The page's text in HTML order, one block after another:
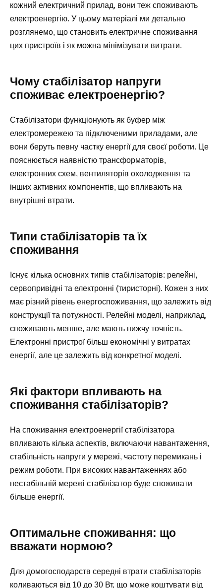
кожний електричний прилад, вони теж споживають
електроенергію. У цьому матеріалі ми детально
розглянемо, що становить електричне споживання
цих пристроїв і як можна мінімізувати витрати.
Чому стабілізатор напруги
споживає електроенергію?
Стабілізатори функціонують як буфер між
електромережею та підключеними приладами, але
вони беруть певну частку енергії для своєї роботи. Це
пояснюється наявністю трансформаторів,
електронних схем, вентиляторів охолодження та
інших активних компонентів, що впливають на
внутрішні втрати.
Типи стабілізаторів та їх
споживання
Існує кілька основних типів стабілізаторів: релейні,
сервопривідні та електронні (тиристорні). Кожен з них
має різний рівень енергоспоживання, що залежить від
конструкції та потужності. Релейні моделі, наприклад,
споживають менше, але мають нижчу точність.
Електронні пристрої більш економічні у витратах
енергії, але це залежить від конкретної моделі.
Які фактори впливають на
споживання стабілізаторів?
На споживання електроенергії стабілізатора
впливають кілька аспектів, включаючи навантаження,
стабільність напруги у мережі, частоту перемикань і
режим роботи. При високих навантаженнях або
нестабільній мережі стабілізатор буде споживати
більше енергії.
Оптимальне споживання: що
вважати нормою?
Для домогосподарств середні втрати стабілізаторів
коливаються від 10 до 30 Вт, що може коштувати від